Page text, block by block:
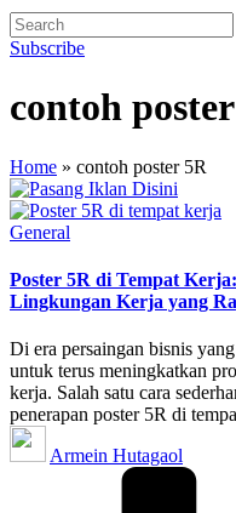
Subscribe
contoh
Home » contoh poster 5R
Posted
General
Poster 5R di Tempat
Lingkungan Kerja yang
Di era persaingan bisnis
untuk terus meningkatkan
kerja. Salah satu cara
penerapan poster 5R di
Posted
by
Armein Hutagaol